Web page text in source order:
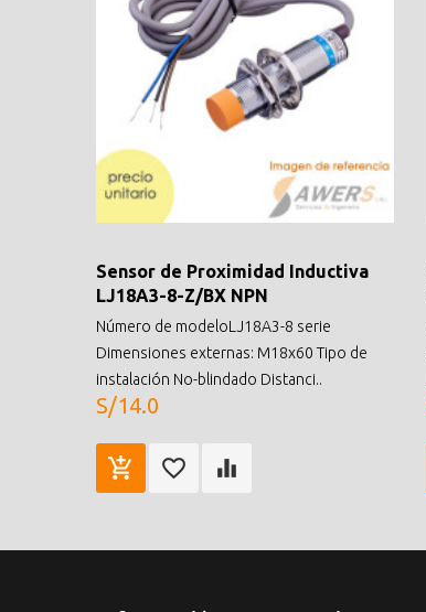
Sensor de Proximidad Inductiva
LJ18A3-8-Z/BX NPN
Número de modeloLJ18A3-8 serie
Dimensiones externas: M18x60 Tipo de
instalación No-blindado Distanci..
S/14.0